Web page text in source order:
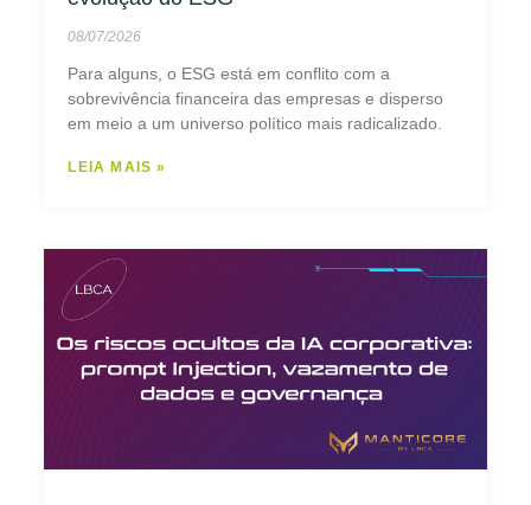
08/07/2026
Para alguns, o ESG está em conflito com a
sobrevivência financeira das empresas e disperso
em meio a um universo político mais radicalizado.
LEIA MAIS »